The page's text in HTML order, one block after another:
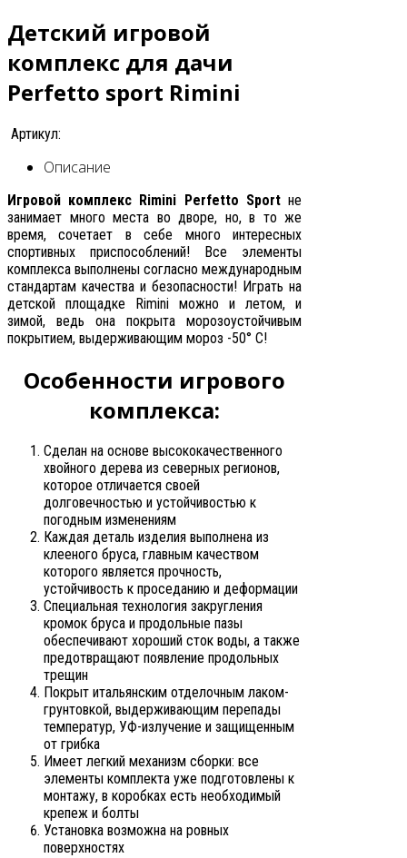
Детский игровой
комплекс для дачи
Perfetto sport Rimini
Артикул:
Описание
Игровой комплекс Rimini Perfetto Sportне
занимает много места во дворе, но, в то же
время, сочетает в себе много интересных
спортивных приспособлений! Все элементы
комплекса выполнены согласно международным
стандартам качества и безопасности! Играть на
детской площадке Rimini можно и летом, и
зимой, ведь она покрыта морозоустойчивым
покрытием, выдерживающим мороз -50° С!
Особенности игрового
комплекса:
Сделан на основе высококачественного
хвойного дерева из северных регионов,
которое отличается своей
долговечностью и устойчивостью к
погодным изменениям
Каждая деталь изделия выполнена из
клееного бруса, главным качеством
которого является прочность,
устойчивость к проседанию и деформации
Специальная технология закругления
кромок бруса и продольные пазы
обеспечивают хороший сток воды, а также
предотвращают появление продольных
трещин
Покрыт итальянским отделочным лаком-
грунтовкой, выдерживающим перепады
температур, УФ-излучение и защищенным
от грибка
Имеет легкий механизм сборки: все
элементы комплекта уже подготовлены к
монтажу, в коробках есть необходимый
крепеж и болты
Установка возможна на ровных
поверхностях